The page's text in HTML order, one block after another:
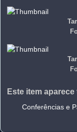
Este item
Conferências e